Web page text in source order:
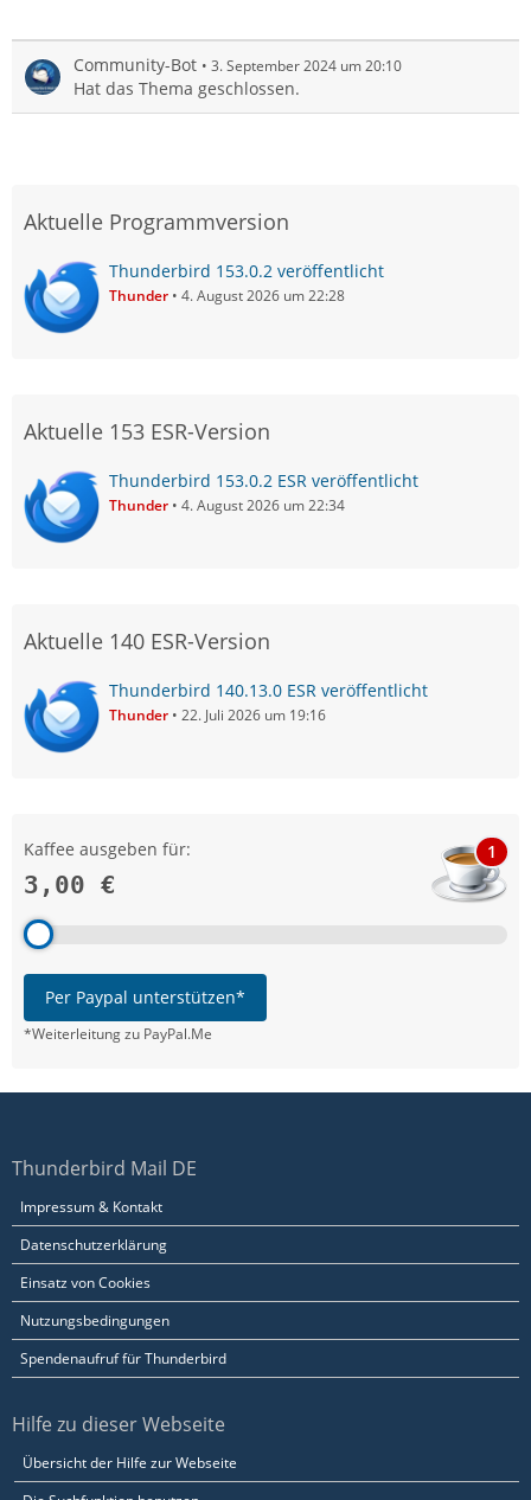
Community-Bot 3. September 2024 um 20:10
Hat das Thema geschlossen.
Aktuelle Programmversion
Thunderbird 153.0.2 veröffentlicht
Thunder 4. August 2026 um 22:28
Aktuelle 153 ESR-Version
Thunderbird 153.0.2 ESR veröffentlicht
Thunder 4. August 2026 um 22:34
Aktuelle 140 ESR-Version
Thunderbird 140.13.0 ESR veröffentlicht
Thunder 22. Juli 2026 um 19:16
Kaffee ausgeben für:
3,00 €
1
Per Paypal unterstützen*
*Weiterleitung zu PayPal.Me
Thunderbird Mail DE
Impressum & Kontakt
Datenschutzerklärung
Einsatz von Cookies
Nutzungsbedingungen
Spendenaufruf für Thunderbird
Hilfe zu dieser Webseite
Übersicht der Hilfe zur Webseite